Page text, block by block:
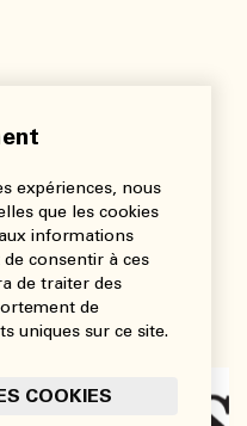
expériences, nous
que les cookies
informations
consentir à ces
de traiter des
de
uniques sur ce site.
COOKIES
communications,